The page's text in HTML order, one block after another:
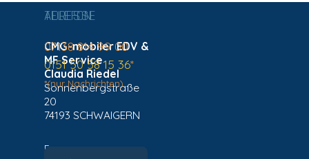
Fragen zu
ADRESSE
CMG-mobiler EDV &
MF Service
Claudia Riedel
Sonnenbergstraße
20
74193 SCHWAIGERN
TELEFON
07138 814 99 00
0151 50 58 15 36*
*(nur Nachrichten)